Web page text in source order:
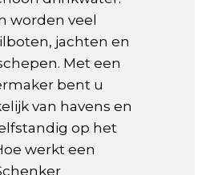
worden veel
jachten en
Met een
bent u
van havens en
op het
werkt een